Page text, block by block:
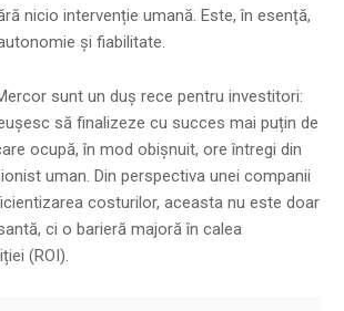
nicio intervenție umană. Este, în esență,
și fiabilitate.
sunt un duș rece pentru investitori:
să finalizeze cu succes mai puțin de
ocupă, în mod obișnuit, ore întregi din
uman. Din perspectiva unei companii
costurilor, aceasta nu este doar
ci o barieră majoră în calea
(ROI).